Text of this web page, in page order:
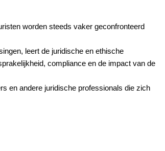
worden steeds vaker geconfronteerd
leert de juridische en ethische
compliance en de impact van de
en andere juridische professionals die zich